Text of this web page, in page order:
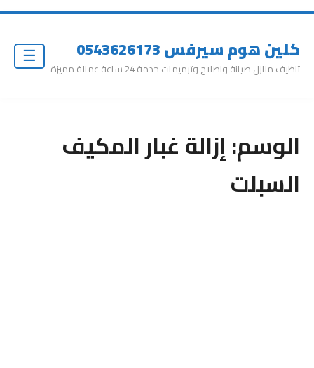
كلين هوم سيرفس 0543626173
تنظيف منازل صيانة واصلاح وترميمات خدمة 24 ساعة عمالة مميزة
الوسم:إزالة غبار المكيف
السبلت